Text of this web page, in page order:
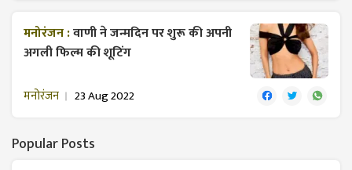
मनोरंजन :वाणी ने जन्मदिन पर शुरू की अपनी
अगली फिल्म की शूटिंग
मनोरंजन 23 Aug 2022
Popular Posts